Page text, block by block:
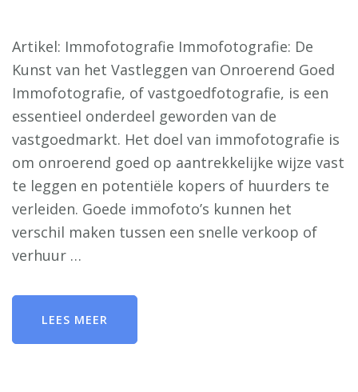
Artikel: Immofotografie Immofotografie: De
Kunst van het Vastleggen van Onroerend Goed
Immofotografie, of vastgoedfotografie, is een
essentieel onderdeel geworden van de
vastgoedmarkt. Het doel van immofotografie is
om onroerend goed op aantrekkelijke wijze vast
te leggen en potentiële kopers of huurders te
verleiden. Goede immofoto’s kunnen het
verschil maken tussen een snelle verkoop of
verhuur …
LEES MEER